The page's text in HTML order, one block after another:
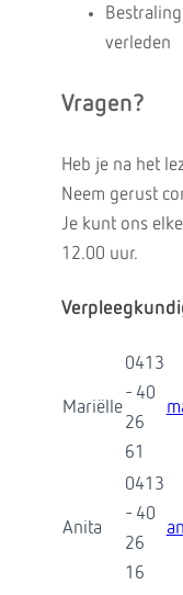
verleden
Vragen?
Heb je na het
Neem gerust
Je kunt ons
12.00 uur.
Mariëlle
0413
- 40
26
61
Anita
0413
- 40
26
16